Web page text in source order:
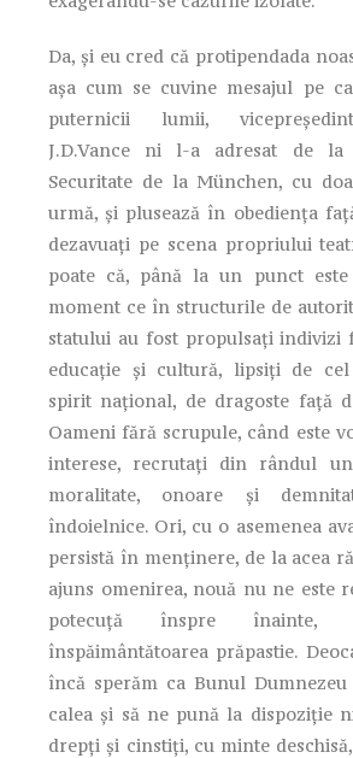
Da, și eu cred că protipendada
așa cum se cuvine mesajul pe
puternicii lumii,
J.D.Vance ni l-a adresat de la
Securitate de la München, cu
urmă, și plusează în obediența
dezavuați pe scena propriului
poate că, până la un punct
moment ce în structurile de
statului au fost propulsați indivizi
educație și cultură, lipsiți de
spirit național, de dragoste față
Oameni fără scrupule, când este
interese, recrutați din rândul
moralitate, onoare și
îndoielnice. Ori, cu o asemenea
persistă în menținere, de la acea
ajuns omenirea, nouă nu ne este
potecuță înspre înainte,
înspăimântătoarea prăpastie.
încă sperăm ca Bunul
calea și să ne pună la dispoziție
drepți și cinstiți, cu minte